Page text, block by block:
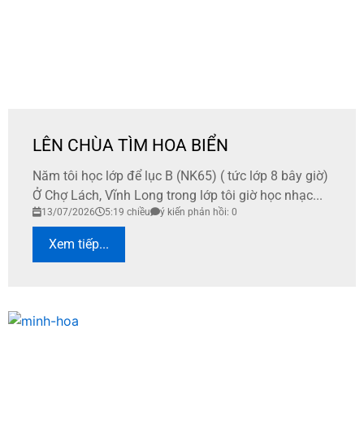
LÊN CHÙA TÌM HOA BIỂN
Năm tôi học lớp để lục B (NK65) ( tức lớp 8 bây giờ)
Ở Chợ Lách, Vĩnh Long trong lớp tôi giờ học nhạc...
13/07/2026 5:19 chiều ý kiến phản hồi: 0
Xem tiếp...